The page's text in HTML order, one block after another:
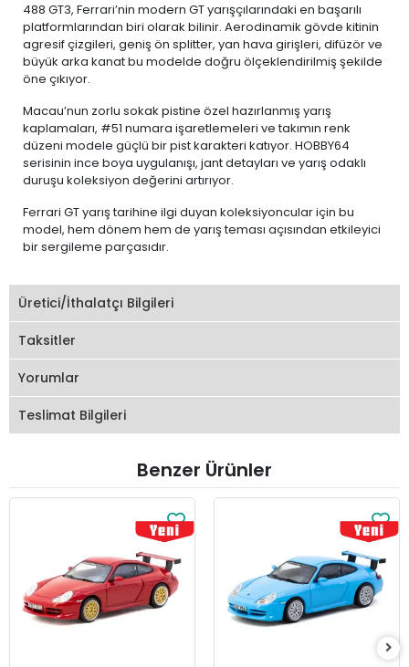
488 GT3, Ferrari’nin modern GT yarışçılarındaki en başarılı
platformlarından biri olarak bilinir. Aerodinamik gövde kitinin
agresif çizgileri, geniş ön splitter, yan hava girişleri, difüzör ve
büyük arka kanat bu modelde doğru ölçeklendirilmiş şekilde
öne çıkıyor.
Macau’nun zorlu sokak pistine özel hazırlanmış yarış
kaplamaları, #51 numara işaretlemeleri ve takımın renk
düzeni modele güçlü bir pist karakteri katıyor. HOBBY64
serisinin ince boya uygulanışı, jant detayları ve yarış odaklı
duruşu koleksiyon değerini artırıyor.
Ferrari GT yarış tarihine ilgi duyan koleksiyoncular için bu
model, hem dönem hem de yarış teması açısından etkileyici
bir sergileme parçasıdır.
Üretici/İthalatçı Bilgileri
Taksitler
Yorumlar
Teslimat Bilgileri
Benzer Ürünler